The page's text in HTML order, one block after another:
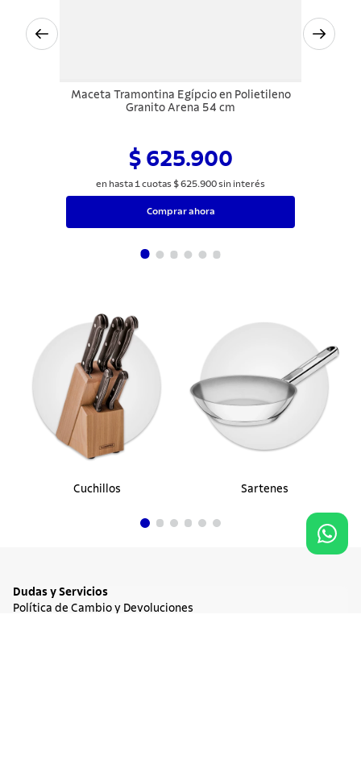
Maceta Tramontina Egípcio en Polietileno
Granito Arena 54 cm
$ 625.900
en hasta 1 cuotas $625.900sin interés
Comprar ahora
Cuchillos Sartenes
Dudas y Servicios
Política de Cambio y Devoluciones